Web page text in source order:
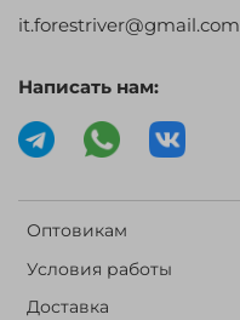
Оптовикам
Условия работы
Доставка
it.forestriver@gmail.com
Написать нам: